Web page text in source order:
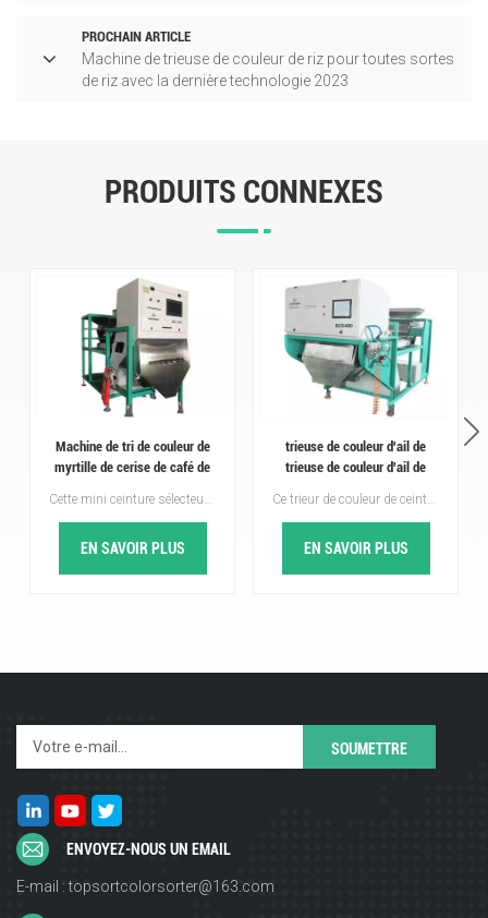
PROCHAIN ARTICLE
Machine de trieuse de couleur de riz pour toutes sortes
de riz avec la dernière technologie 2023
PRODUITS CONNEXES
Machine de tri de couleur de
myrtille de cerise de café de
ceinture
Cette mini ceinture sélecteur de couleur RVB est spécialement conçu pour le tri des cerises de café, myrtilles, olives, cerises et autres fruits ronds. Structure ouverte, sélection sèche ou humide, tout en anti-écrasement, bonne protection de l'intégrité du matériau.Êtes-vous intéressé par ce produit? Bienvenue à nous envoyer un message ~
EN SAVOIR PLUS
trieuse de couleur d'ail de
trieuse de couleur d'ail de
Ce trieur de couleur de ceinture est spécialement conçu pour le tri de l'ail, de l'arachide, de la cerise de café, de la myrtille, de l'olive, de la cerise et d'autres fruits ronds. Structure ouverte, sélection sèche ou humide, tout en anti-écrasement, bonne protection de l'intégrité du matériau.Êtes-vous intéressé par ce produit? Bienvenue à nous envoyer un message ~
EN SAVOIR PLUS
ENVOYEZ-NOUS UN EMAIL
E-mail : topsortcolorsorter@163.com